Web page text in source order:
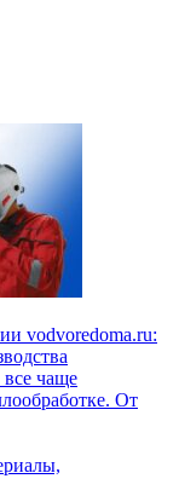
vodvoredoma.ru:
все чаще
От